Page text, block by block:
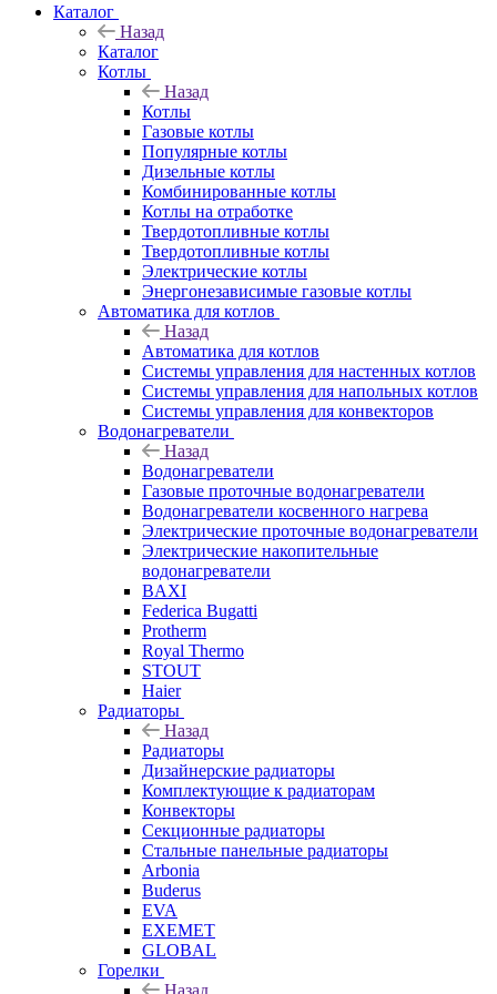
Каталог
Назад
Каталог
Котлы
Назад
Котлы
Газовые котлы
Популярные котлы
Дизельные котлы
Комбинированные котлы
Котлы на отработке
Твердотопливные котлы
Твердотопливные котлы
Электрические котлы
Энергонезависимые газовые котлы
Автоматика для котлов
Назад
Автоматика для котлов
Системы управления для настенных котлов
Системы управления для напольных котлов
Системы управления для конвекторов
Водонагреватели
Назад
Водонагреватели
Газовые проточные водонагреватели
Водонагреватели косвенного нагрева
Электрические проточные водонагреватели
Электрические накопительные
водонагреватели
BAXI
Federica Bugatti
Protherm
Royal Thermo
STOUT
Haier
Радиаторы
Назад
Радиаторы
Дизайнерские радиаторы
Комплектующие к радиаторам
Конвекторы
Секционные радиаторы
Стальные панельные радиаторы
Arbonia
Buderus
EVA
EXEMET
GLOBAL
Горелки
Назад